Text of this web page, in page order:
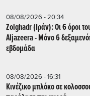
08/08/2026 - 20:34
Zolghadr (Ιράν): Οι 6 όροι
Aljazeera - Mόνο 6
εβδομάδα
08/08/2026 - 16:31
Κινέζικο μπλόκο σε